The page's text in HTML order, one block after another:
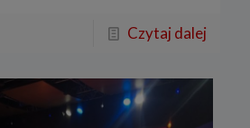
Czytaj dalej